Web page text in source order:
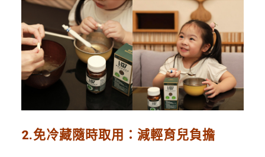
2.免冷藏隨時取用：減輕育兒負擔